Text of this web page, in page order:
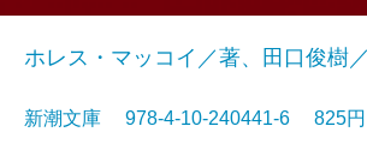
ホレス・マッコイ／著、田口俊樹
新潮文庫 978-4-10-240441-6 825